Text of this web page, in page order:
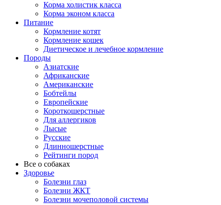
Корма холистик класса
Корма эконом класса
Питание
Кормление котят
Кормление кошек
Диетическое и лечебное кормление
Породы
Азиатские
Африканские
Американские
Бобтейлы
Европейские
Короткошерстные
Для аллергиков
Лысые
Русские
Длинношерстные
Рейтинги пород
Все о собаках
Здоровье
Болезни глаз
Болезни ЖКТ
Болезни мочеполовой системы